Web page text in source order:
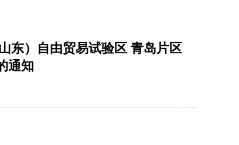
东）自由贸易试验区 青岛片区
通知